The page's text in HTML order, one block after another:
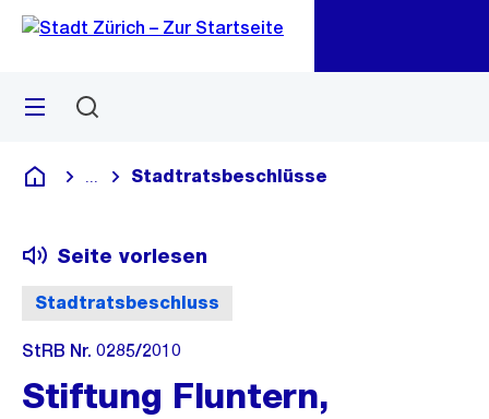
Navigation
Sprunglink
Menü
Deutsch
Blende alle Breadcrumbs ein
Stadtratsbeschlüsse
Stadtratsbeschluss
Seite vorlesen
StRB Nr. 0285/2010
Stiftung Fluntern,